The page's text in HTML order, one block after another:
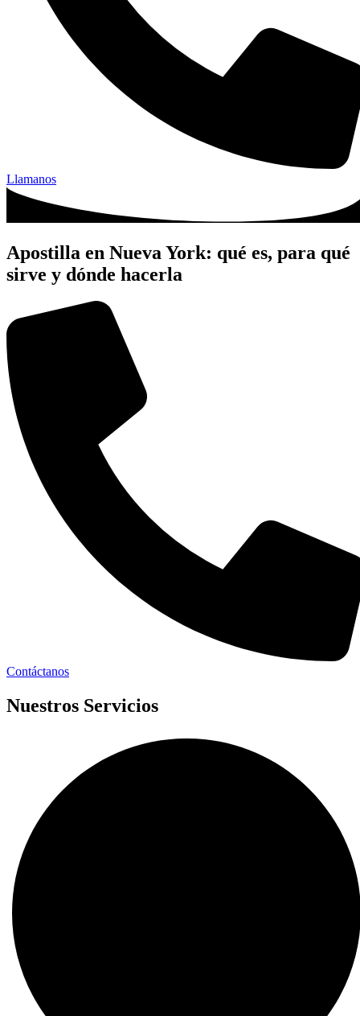
Llamanos
Apostilla en Nueva York: qué es, para qué
sirve y dónde hacerla
Contáctanos
Nuestros Servicios